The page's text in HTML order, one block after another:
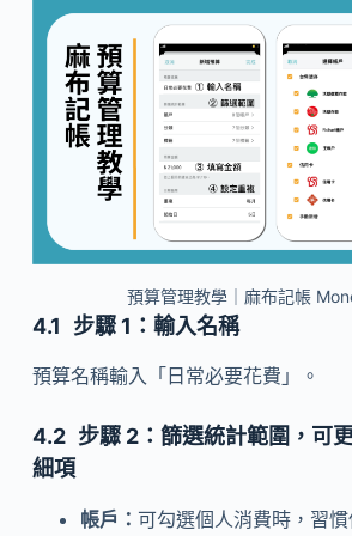
預算管理教學｜麻布記帳
步驟 1：輸入名稱
預算名稱輸入「日常必要花費」。
步驟 2：篩選統計範圍，可
細項
帳戶： 可勾選個人消費時，習